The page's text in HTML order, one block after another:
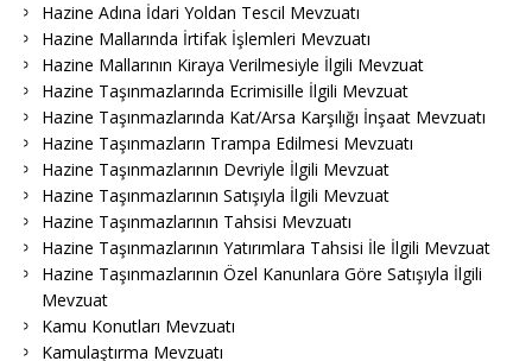
Hazine Adına İdari Yoldan Tescil Mevzuatı
Hazine Mallarında İrtifak İşlemleri Mevzuatı
Hazine Mallarının Kiraya Verilmesiyle İlgili Mevzuat
Hazine Taşınmazlarında Ecrimisille İlgili Mevzuat
Hazine Taşınmazlarında Kat/Arsa Karşılığı İnşaat Mevzuatı
Hazine Taşınmazların Trampa Edilmesi Mevzuatı
Hazine Taşınmazlarının Devriyle İlgili Mevzuat
Hazine Taşınmazlarının Satışıyla İlgili Mevzuat
Hazine Taşınmazlarının Tahsisi Mevzuatı
Hazine Taşınmazlarının Yatırımlara Tahsisi İle İlgili Mevzuat
Hazine Taşınmazlarının Özel Kanunlara Göre Satışıyla İlgili
Mevzuat
Kamu Konutları Mevzuatı
Kamulaştırma Mevzuatı